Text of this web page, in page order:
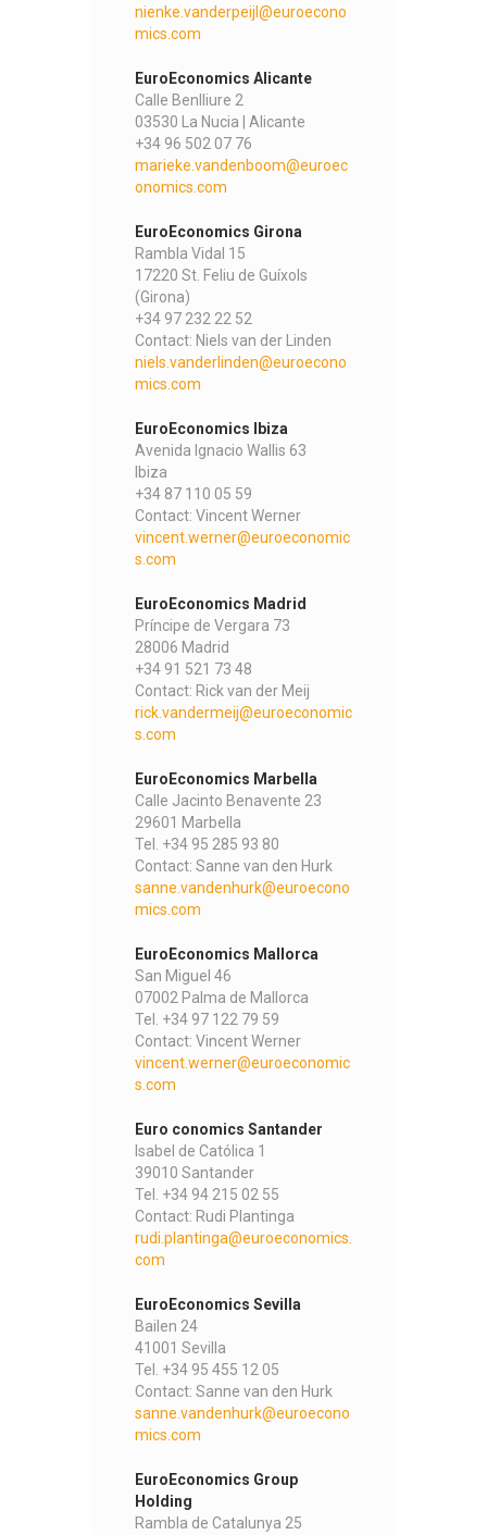
nienke.vanderpeijl@euroecono
mics.com
EuroEconomics Alicante
Calle Benlliure 2
03530 La Nucia | Alicante
+34 96 502 07 76
marieke.vandenboom@euroec
onomics.com
EuroEconomics Girona
Rambla Vidal 15
17220 St. Feliu de Guíxols
(Girona)
+34 97 232 22 52
Contact: Niels van der Linden
niels.vanderlinden@euroecono
mics.com
EuroEconomics Ibiza
Avenida Ignacio Wallis 63
Ibiza
+34 87 110 05 59
Contact: Vincent Werner
vincent.werner@euroeconomic
s.com
EuroEconomics Madrid
Príncipe de Vergara 73
28006 Madrid
+34 91 521 73 48
Contact: Rick van der Meij
rick.vandermeij@euroeconomic
s.com
EuroEconomics Marbella
Calle Jacinto Benavente 23
29601 Marbella
Tel. +34 95 285 93 80
Contact: Sanne van den Hurk
sanne.vandenhurk@euroecono
mics.com
EuroEconomics Mallorca
San Miguel 46
07002 Palma de Mallorca
Tel. +34 97 122 79 59
Contact: Vincent Werner
vincent.werner@euroeconomic
s.com
Euro conomics Santander
Isabel de Católica 1
39010 Santander
Tel. +34 94 215 02 55
Contact: Rudi Plantinga
rudi.plantinga@euroeconomics.
com
EuroEconomics Sevilla
Bailen 24
41001 Sevilla
Tel. +34 95 455 12 05
Contact: Sanne van den Hurk
sanne.vandenhurk@euroecono
mics.com
EuroEconomics Group
Holding
Rambla de Catalunya 25